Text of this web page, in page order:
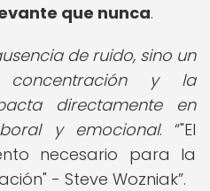
que nunca.
de ruido, sino un
y la
directamente en
y emocional. "El
necesario para la
- Steve Wozniak .